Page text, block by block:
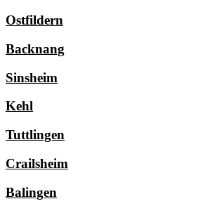
Ostfildern
Backnang
Sinsheim
Kehl
Tuttlingen
Crailsheim
Balingen